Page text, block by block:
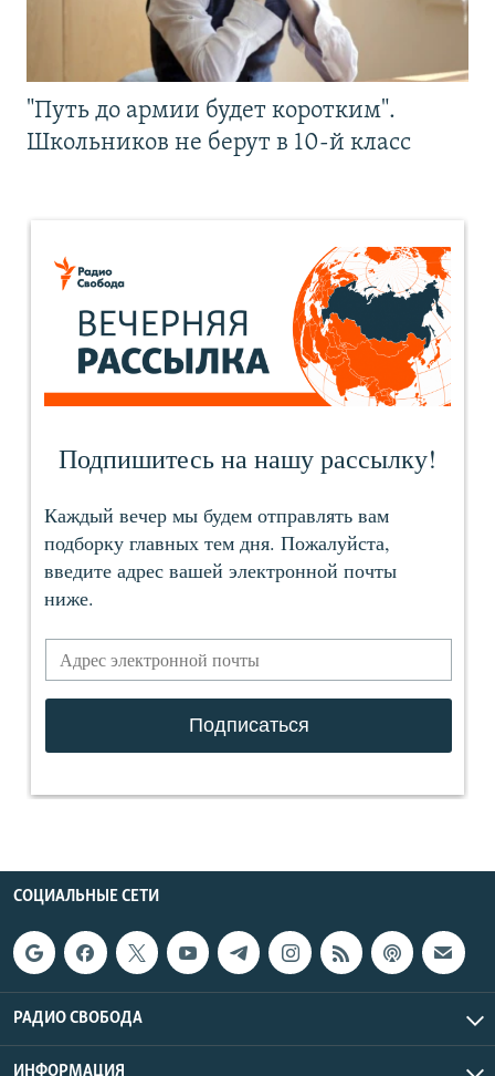
"Путь до армии будет коротким".
Школьников не берут в 10-й класс
СОЦИАЛЬНЫЕ СЕТИ
РАДИО СВОБОДА
ИНФОРМАЦИЯ